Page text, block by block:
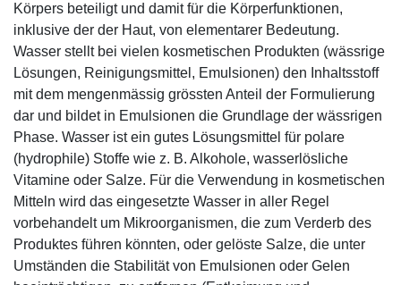
Körpers beteiligt und damit für die Körperfunktionen,
inklusive der der Haut, von elementarer Bedeutung.
Wasser stellt bei vielen kosmetischen Produkten (wässrige
Lösungen, Reinigungsmittel, Emulsionen) den Inhaltsstoff
mit dem mengenmässig grössten Anteil der Formulierung
dar und bildet in Emulsionen die Grundlage der wässrigen
Phase. Wasser ist ein gutes Lösungsmittel für polare
(hydrophile) Stoffe wie z. B. Alkohole, wasserlösliche
Vitamine oder Salze. Für die Verwendung in kosmetischen
Mitteln wird das eingesetzte Wasser in aller Regel
vorbehandelt um Mikroorganismen, die zum Verderb des
Produktes führen könnten, oder gelöste Salze, die unter
Umständen die Stabilität von Emulsionen oder Gelen